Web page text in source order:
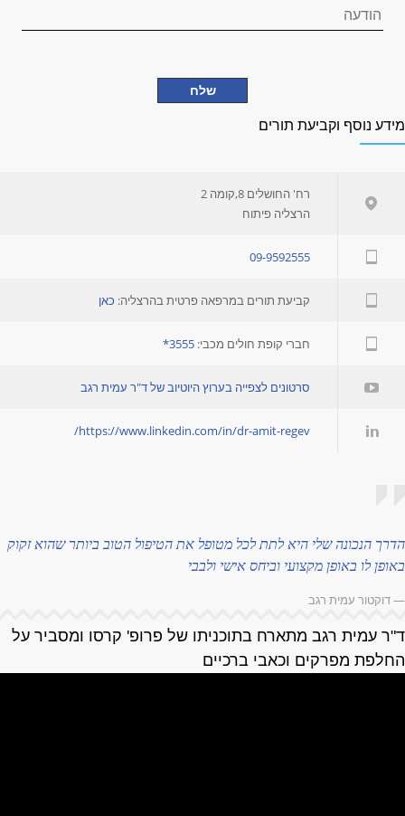
מידע נוסף וקביעת תורים
רח' החושלים 8,קומה 2
הרצליה פיתוח
09-9592555
קביעת תורים במרפאה פרטית בהרצליה: כאן
חברי קופת חולים מכבי: 3555*
סרטונים לצפייה בערוץ היוטיוב של ד"ר עמית רגב
https://www.linkedin.com/in/dr-amit-regev/
הדרך הנכונה שלי היא לתת לכל מטופל את הטיפול הטוב ביותר שהוא זקוק
באופן לו באופן מקצועי וביחס אישי ולבבי
— דוקטור עמית רגב
ד"ר עמית רגב מתארח בתוכניתו של פרופ' קרסו ומסביר על
החלפת מפרקים וכאבי ברכיים